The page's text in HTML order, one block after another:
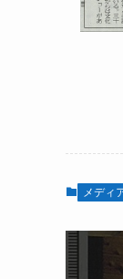
メディ